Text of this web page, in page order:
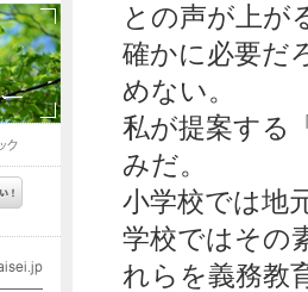
との声が上が
確かに必要だ
めない。
私が提案する
みだ。
小学校では地
学校ではその
れらを義務教